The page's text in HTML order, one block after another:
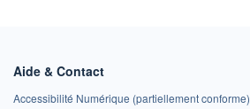
Aide & Contact
Accessibilité Numérique (partiellement conforme)